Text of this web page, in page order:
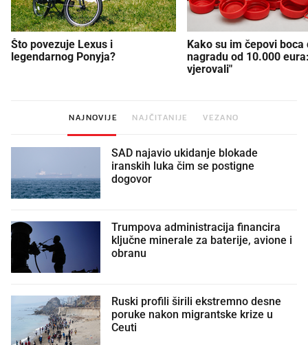
Što povezuje Lexus i
legendarnog Ponyja?
Kako su im čepovi boca
nagradu od 10.000
vjerovali"
NAJNOVIJE NAJČITANIJE VEZANO
SAD najavio ukidanje blokade
iranskih luka čim se postigne
dogovor
Trumpova administracija financira
ključne minerale za baterije, avione i
obranu
Ruski profili širili ekstremno desne
poruke nakon migrantske krize u
Ceuti